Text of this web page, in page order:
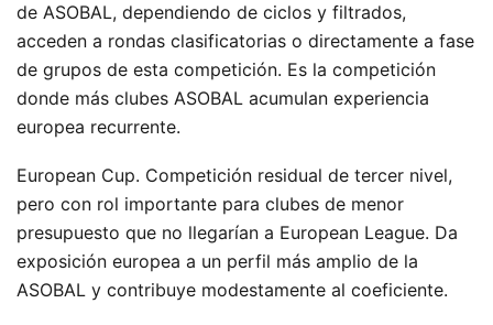
de ASOBAL, dependiendo de ciclos y filtrados,
acceden a rondas clasificatorias o directamente a fase
de grupos de esta competición. Es la competición
donde más clubes ASOBAL acumulan experiencia
europea recurrente.
European Cup. Competición residual de tercer nivel,
pero con rol importante para clubes de menor
presupuesto que no llegarían a European League. Da
exposición europea a un perfil más amplio de la
ASOBAL y contribuye modestamente al coeficiente.